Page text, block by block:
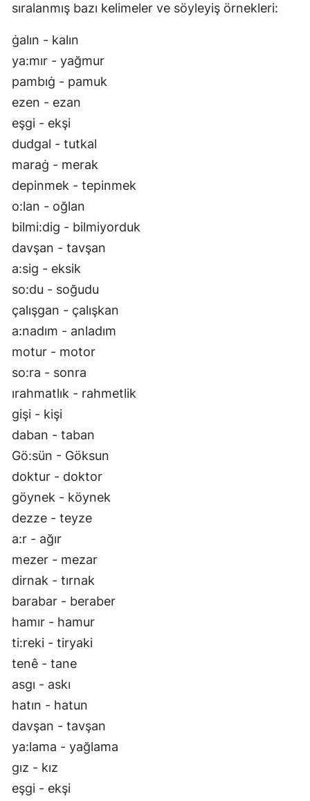
sıralanmış bazı kelimeler ve söyleyiş örnekleri:
ġalın - kalın
ya:mır - yağmur
pambıġ - pamuk
ezen - ezan
eşgi - ekşi
dudgal - tutkal
maraġ - merak
depinmek - tepinmek
o:lan - oğlan
bilmi:dig - bilmiyorduk
davşan - tavşan
a:sig - eksik
so:du - soğudu
çalışgan - çalışkan
a:nadım - anladım
motur - motor
so:ra - sonra
ırahmatlık - rahmetlik
gişi - kişi
daban - taban
Gö:sün - Göksun
doktur - doktor
göynek - köynek
dezze - teyze
a:r - ağır
mezer - mezar
dirnak - tırnak
barabar - beraber
hamır - hamur
ti:reki - tiryaki
tenê - tane
asgı - askı
hatın - hatun
davşan - tavşan
ya:lama - yağlama
gız - kız
eşgi - ekşi